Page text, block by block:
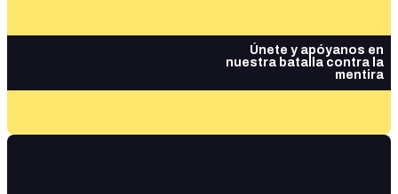
Únete y apóyanos en
nuestra batalla contra la
mentira